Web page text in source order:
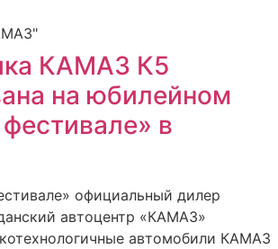
КАМАЗ К5
на юбилейном
в
официальный дилер
автоцентр «КАМАЗ»
автомобили КАМАЗ